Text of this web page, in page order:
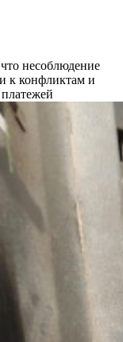
несоблюдение
к конфликтам и